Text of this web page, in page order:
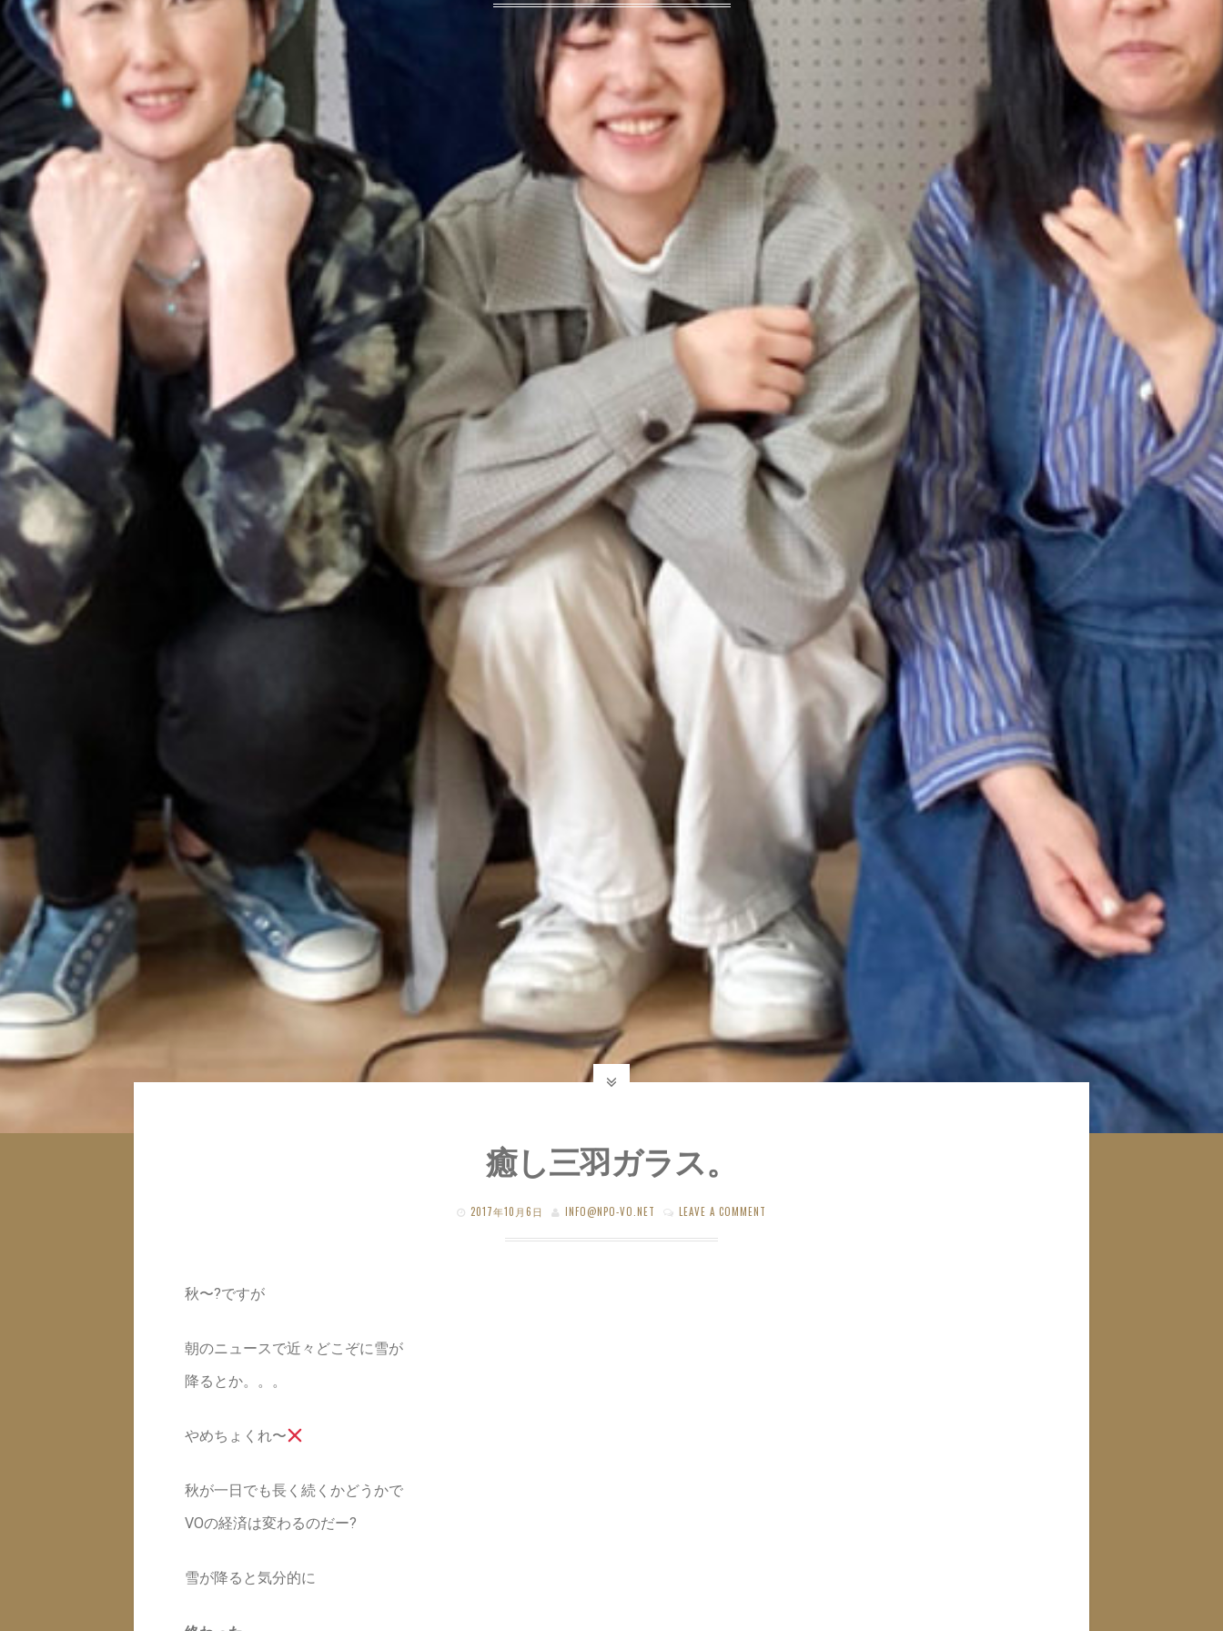
癒し三羽ガラス。
2017年10月6日 INFO@NPO-VO.NET LEAVE A COMMENT
秋〜?ですが
朝のニュースで近々どこぞに雪が
降るとか。。。
やめちょくれ〜
秋が一日でも長く続くかどうかで
VOの経済は変わるのだー?
雪が降ると気分的に